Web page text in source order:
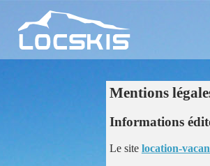
Mentions
Informations
Le site location-